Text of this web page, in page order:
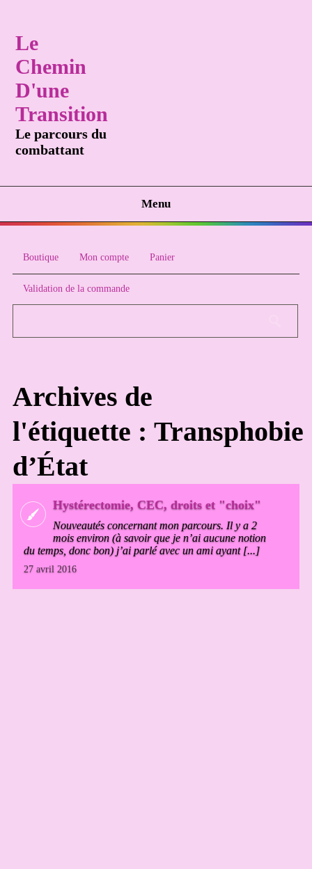
Le
Chemin
D'une
Transition
Le parcours du
combattant
Menu
Boutique Mon compte Panier
Validation de la commande
Archives de
l'étiquette : Transphobie
d’État
Hystérectomie, CEC, droits et "choix"
Nouveautés concernant mon parcours. Il y a 2
mois environ (à savoir que je n’ai aucune notion
du temps, donc bon) j’ai parlé avec un ami ayant [...]
27 avril 2016